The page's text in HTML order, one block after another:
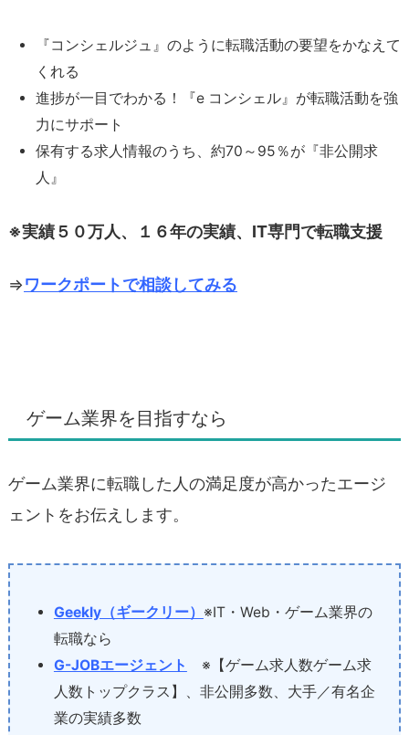
『コンシェルジュ』のように転職活動の要望をかなえて
くれる
進捗が一目でわかる！『e コンシェル』が転職活動を強
力にサポート
保有する求人情報のうち、約70～95％が『非公開求
人』
※実績５０万人、１６年の実績、IT専門で転職支援
⇒ワークポートで相談してみる
ゲーム業界を目指すなら
ゲーム業界に転職した人の満足度が高かったエージ
ェントをお伝えします。
Geekly（ギークリー） ※IT・Web・ゲーム業界の
転職なら
G-JOBエージェント
※【ゲーム求人数ゲーム求
人数トップクラス】、非公開多数、大手／有名企
業の実績多数